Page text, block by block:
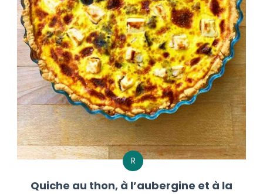
R
Quiche au thon, à l’aubergine et à la